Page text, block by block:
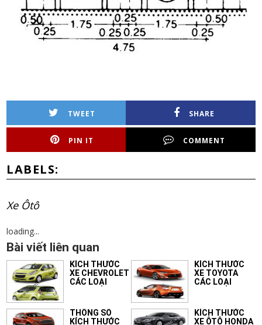
TWEET SHARE
PIN IT COMMENT
LABELS:
Xe Ôtô
loading...
Bài viết liên quan
KÍCH THƯỚC
XE CHEVROLET
CÁC LOẠI
KÍCH THƯỚC
XE TOYOTA
CÁC LOẠI
THÔNG SỐ
KÍCH THƯỚC
KÍCH THƯỚC
XE ÔTÔ HONDA